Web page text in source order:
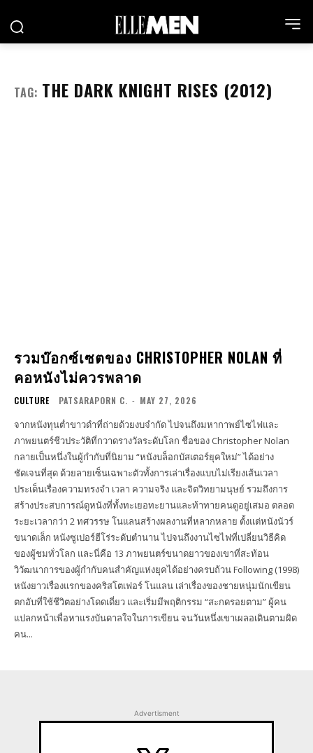
TAG: THE DARK KNIGHT RISES (2012)
รวมบ๊อกซ์เซตของ CHRISTOPHER NOLAN ที่
คอหนังไม่ควรพลาด
CULTURE PATSARAPORN C. - MAY 27, 2026
จากหนังทุนต่ำขาวดำที่ถ่ายด้วยงบจำกัด ไปจนถึงมหากาพย์ไซไฟและ
ภาพยนตร์ชีวประวัติที่กวาดรางวัลระดับโลก ชื่อของ Christopher Nolan
กลายเป็นหนึ่งในผู้กำกับที่นิยาม “หนังบล็อกบัสเตอร์ยุคใหม่” ได้อย่าง
ชัดเจนที่สุด ด้วยลายเซ็นเฉพาะตัวทั้งการเล่าเรื่องแบบไม่เรียงเส้นเวลา
ประเด็นเรื่องความทรงจำ เวลา ความจริง และจิตวิทยามนุษย์ รวมถึงการ
สร้างประสบการณ์ดูหนังที่ทั้งทะเยอทะยานและท้าทายคนดูอยู่เสมอ ตลอด
ระยะเวลากว่า 2 ทศวรรษ โนแลนสร้างผลงานที่หลากหลาย ตั้งแต่หนังนัวร์
ขนาดเล็ก หนังซูเปอร์ฮีโร่ระดับตำนาน ไปจนถึงงานไซไฟที่เปลี่ยนวิธีคิด
ของผู้ชมทั่วโลก และนี่คือ 13 ภาพยนตร์ขนาดยาวของเขาที่สะท้อน
วิวัฒนาการของผู้กำกับคนสำคัญแห่งยุคได้อย่างครบถ้วน Following (1998)
หนังยาวเรื่องแรกของคริสโตเฟอร์ โนแลน เล่าเรื่องของชายหนุ่มนักเขียน
ตกอับที่ใช้ชีวิตอย่างโดดเดี่ยว และเริ่มมีพฤติกรรม “สะกดรอยตาม” ผู้คน
แปลกหน้าเพื่อหาแรงบันดาลใจในการเขียน จนวันหนึ่งเขาเผลอเดินตามผิด
คน...
Advertisment